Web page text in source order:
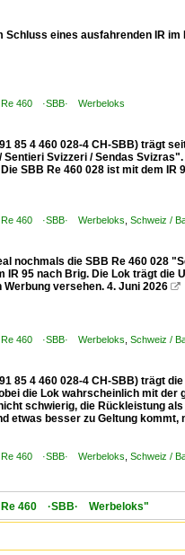
Schluss eines ausfahrenden IR im
460 ·SBB· Werbeloks
85 4 460 028-4 CH-SBB) trägt
Sentieri Svizzeri / Sendas
SBB Re 460 028 ist mit dem
460 ·SBB· Werbeloks Schweiz /
nochmals die SBB Re 460 028
95 nach Brig. Die Lok trägt die
versehen. 4. Juni 2026 
460 ·SBB· Werbeloks Schweiz /
85 4 460 028-4 CH-SBB) trägt
die Lok wahrscheinlich mit
schwierig, die Rückleistung
etwas besser zu Geltung
460 ·SBB· Werbeloks Schweiz /
Re 460 ·SBB· Werbeloks"